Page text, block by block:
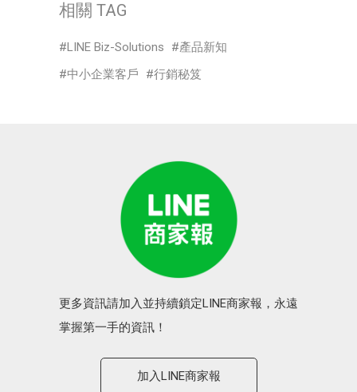
相關 TAG
LINE Biz-Solutions
產品新知
中小企業客戶
行銷秘笈
更多資訊請加入並持續鎖定LINE商家報，永遠
掌握第一手的資訊！
加入LINE商家報